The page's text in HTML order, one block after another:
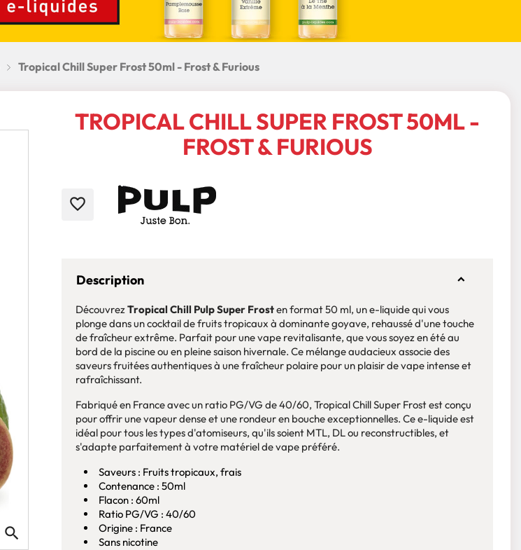
Tropical Chill Super Frost 50ml - Frost & Furious
search
TROPICAL CHILL SUPER FROST 50ML -
FROST & FURIOUS
favorite_border
Description
DécouvrezTropical Chill Pulp Super Frosten format 50 ml, un e-liquide qui vous
plonge dans un cocktail de fruits tropicaux à dominante goyave, rehaussé d'une touche
de fraîcheur extrême. Parfait pour une vape revitalisante, que vous soyez en été au
bord de la piscine ou en pleine saison hivernale. Ce mélange audacieux associe des
saveurs fruitées authentiques à une fraîcheur polaire pour un plaisir de vape intense et
rafraîchissant.
Fabriqué en France avec un ratio PG/VG de 40/60, Tropical Chill Super Frost est conçu
pour offrir une vapeur dense et une rondeur en bouche exceptionnelles. Ce e-liquide est
idéal pour tous les types d'atomiseurs, qu'ils soient MTL, DL ou reconstructibles, et
s'adapte parfaitement à votre matériel de vape préféré.
Saveurs : Fruits tropicaux, frais
Contenance : 50ml
Flacon : 60ml
Ratio PG/VG : 40/60
Origine : France
Sans nicotine